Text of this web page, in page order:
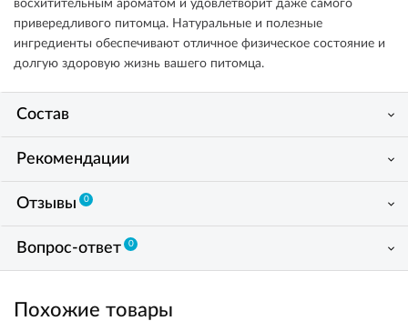
восхитительным ароматом и удовлетворит даже самого
привередливого питомца. Натуральные и полезные
ингредиенты обеспечивают отличное физическое состояние и
долгую здоровую жизнь вашего питомца.
Состав
Рекомендации
Отзывы 0
Вопрос-ответ 0
Похожие товары